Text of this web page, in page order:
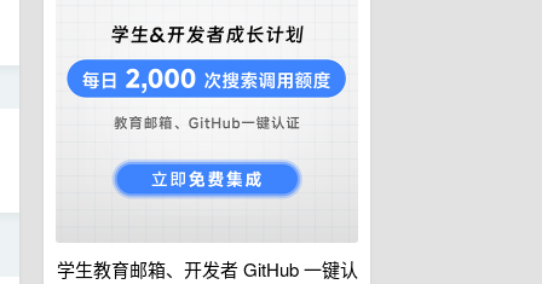
学生教育邮箱、开发者 GitHub 一键认